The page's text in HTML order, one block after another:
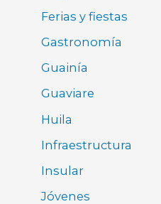
Ferias y fiestas
Gastronomía
Guainía
Guaviare
Huila
Infraestructura
Insular
Jóvenes